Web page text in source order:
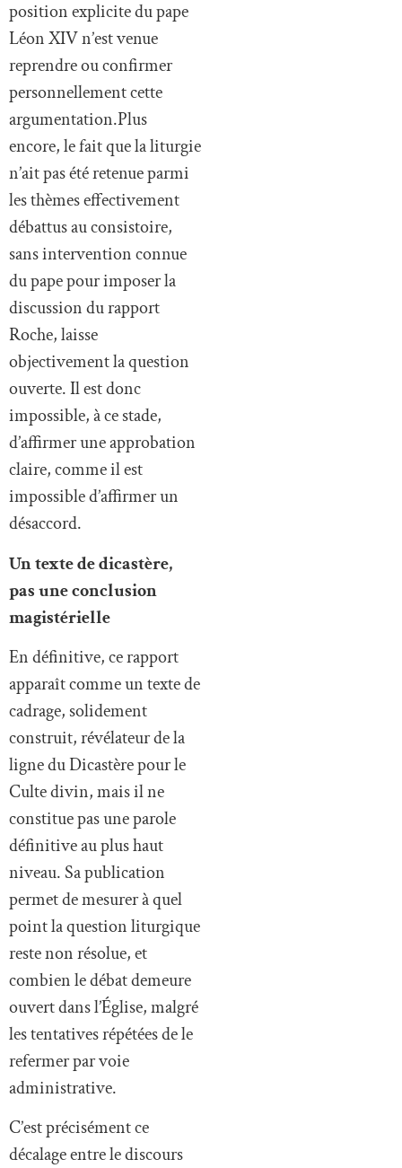
position explicite du pape
Léon XIV n’est venue
reprendre ou confirmer
personnellement cette
argumentation.Plus
encore, le fait que la liturgie
n’ait pas été retenue parmi
les thèmes effectivement
débattus au consistoire,
sans intervention connue
du pape pour imposer la
discussion du rapport
Roche, laisse
objectivement la question
ouverte. Il est donc
impossible, à ce stade,
d’affirmer une approbation
claire, comme il est
impossible d’affirmer un
désaccord.
Un texte de dicastère,
pas une conclusion
magistérielle
En définitive, ce rapport
apparaît comme un texte de
cadrage, solidement
construit, révélateur de la
ligne du Dicastère pour le
Culte divin, mais il ne
constitue pas une parole
définitive au plus haut
niveau. Sa publication
permet de mesurer à quel
point la question liturgique
reste non résolue, et
combien le débat demeure
ouvert dans l’Église, malgré
les tentatives répétées de le
refermer par voie
administrative.
C’est précisément ce
décalage entre le discours